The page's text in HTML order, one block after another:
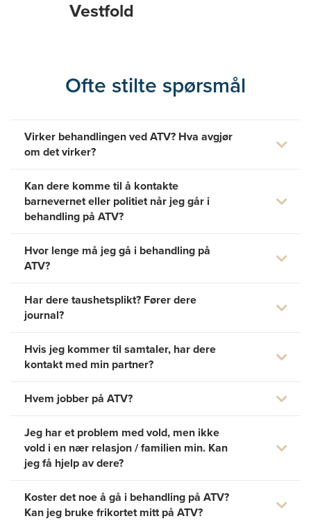
Vestfold
Ofte stilte spørsmål
Virker behandlingen ved ATV? Hva avgjør
om det virker?
Kan dere komme til å kontakte
barnevernet eller politiet når jeg går i
behandling på ATV?
Hvor lenge må jeg gå i behandling på
ATV?
Har dere taushetsplikt? Fører dere
journal?
Hvis jeg kommer til samtaler, har dere
kontakt med min partner?
Hvem jobber på ATV?
Jeg har et problem med vold, men ikke
vold i en nær relasjon / familien min. Kan
jeg få hjelp av dere?
Koster det noe å gå i behandling på ATV?
Kan jeg bruke frikortet mitt på ATV?